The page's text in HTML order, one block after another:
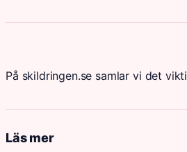
På skildringen.se samlar vi det
Läs mer